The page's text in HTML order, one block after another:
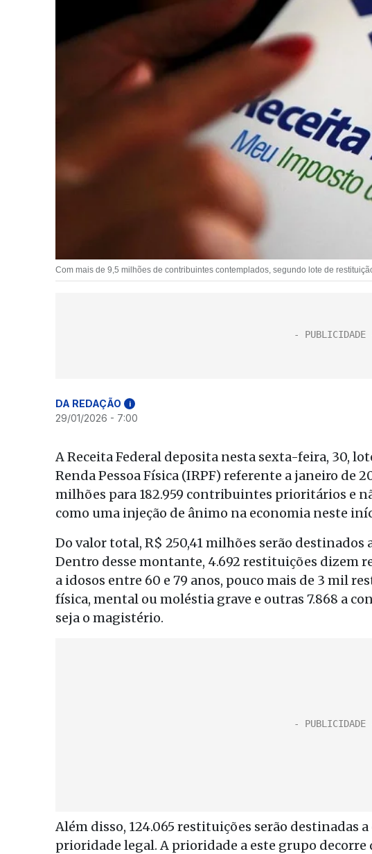
Com mais de 9,5 milhões de contribuintes contemplados, segundo lote de
DA REDAÇÃO i
29/01/2026 - 7:00
A Receita Federal deposita nesta sexta-feira, 30,
Renda Pessoa Física (IRPF) referente a janeiro de
milhões para 182.959 contribuintes prioritários e
como uma injeção de ânimo na economia neste
Do valor total, R$ 250,41 milhões serão
Dentro desse montante, 4.692 restituições dizem
a idosos entre 60 e 79 anos, pouco mais de 3 mil
física, mental ou moléstia grave e outras 7.868 a
seja o magistério.
Além disso, 124.065 restituições serão destinadas
prioridade legal. A prioridade a este grupo